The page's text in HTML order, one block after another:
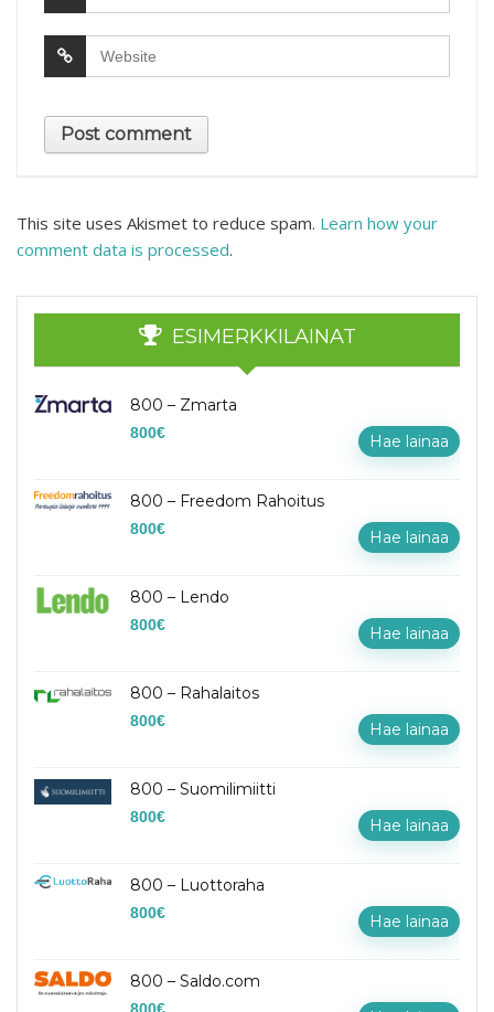
This site uses Akismet to reduce spam. Learn how your
comment data is processed.
ESIMERKKILAINAT
800 – Zmarta
800€ Hae lainaa
800 – Freedom Rahoitus
800€ Hae lainaa
800 – Lendo
800€ Hae lainaa
800 – Rahalaitos
800€ Hae lainaa
800 – Suomilimiitti
800€ Hae lainaa
800 – Luottoraha
800€ Hae lainaa
800 – Saldo.com
800€